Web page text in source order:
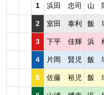
1 浜田 忠司 山
2 室田 泰利 飯
3 下平 佳輝 浜
4 片岡 賢児 飯
5 佐藤 裕児 飯